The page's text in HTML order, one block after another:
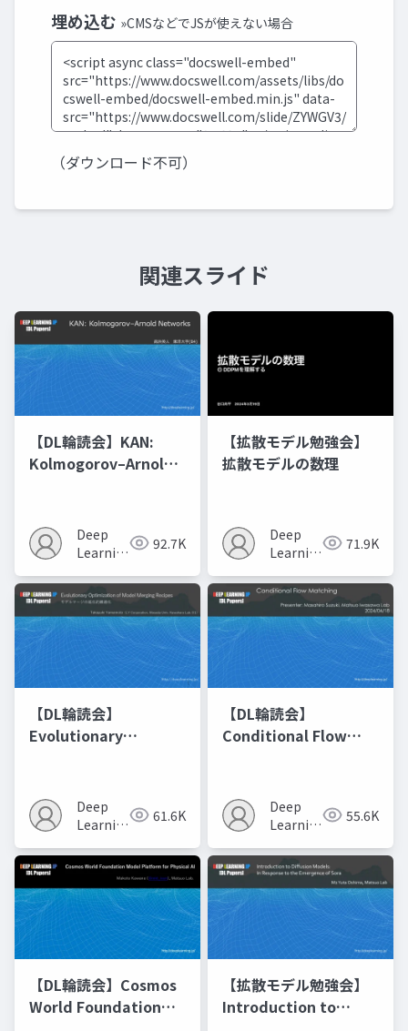
埋め込む »CMSなどでJSが使えない場合
（ダウンロード不可）
関連スライド
【DL輪読会】KAN:
Kolmogorov–Arnold
Deep
Learning
92.7K
【拡散モデル勉強会】
拡散モデルの数理
Deep
Learning
71.9K
【DL輪読会】
Evolutionary
Recipes モデルマージ
の進化的最適化
Deep
Learning
61.6K
【DL輪読会】
Conditional Flow
Deep
Learning
55.6K
【DL輪読会】Cosmos
World Foundation
【拡散モデル勉強会】
Introduction to